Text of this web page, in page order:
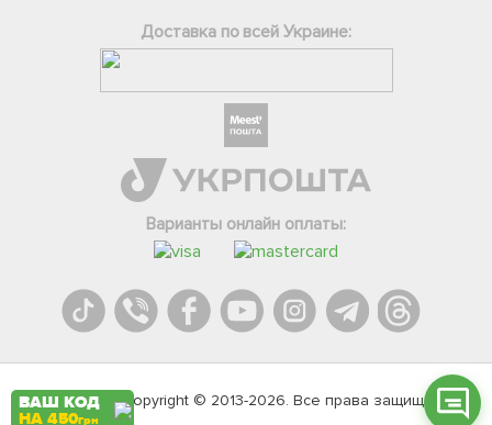
Доставка по всей Украине:
Варианты онлайн оплаты:
Agromarket.Copyright © 2013-2026. Все права защищены
Телеграм
Вайбер
Онлайн чат
ВАШ КОД
НА 450грн